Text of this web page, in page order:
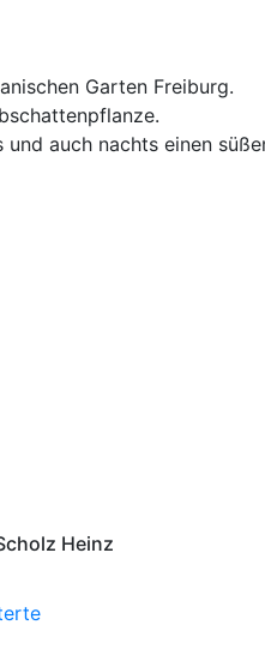
Garten Freiburg.
auch nachts einen
Heinz